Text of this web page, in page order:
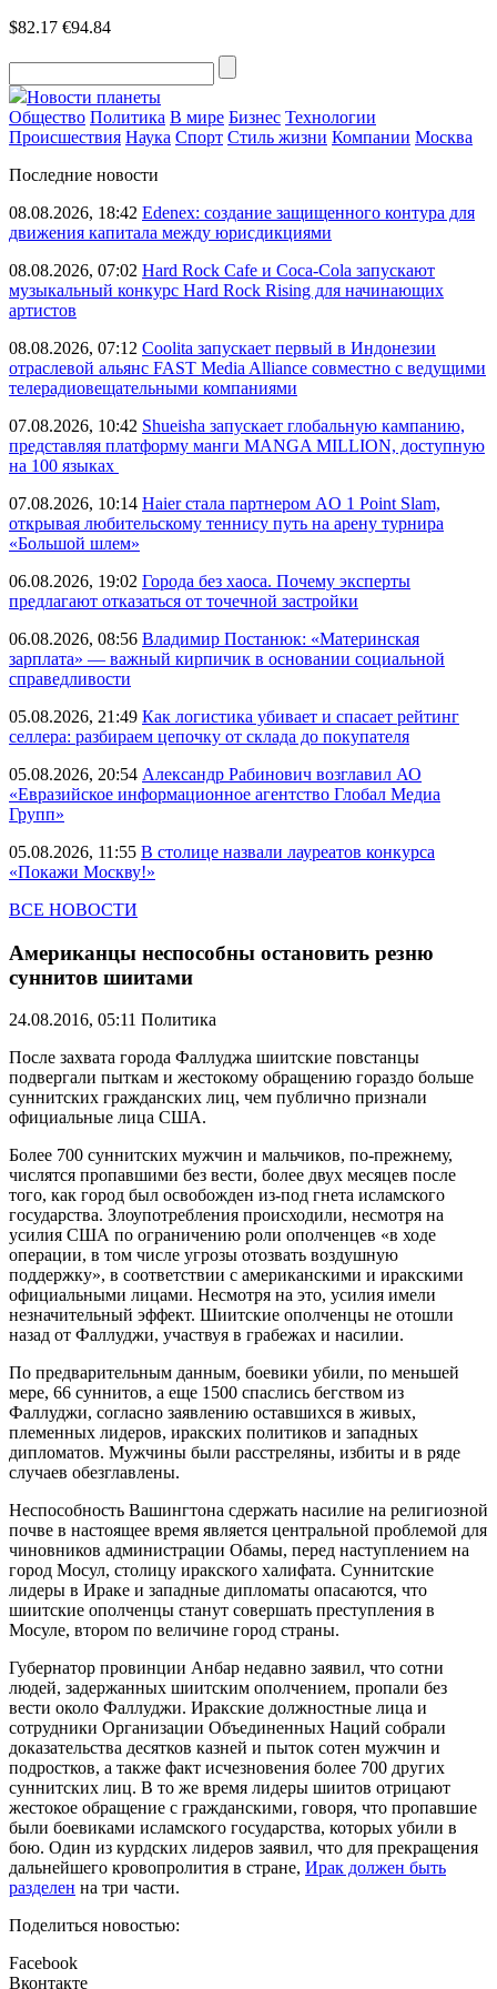
$82.17 €94.84
Новости планеты
Общество Политика В мире Бизнес Технологии
Происшествия Наука Спорт Стиль жизни Компании Москва
Последние новости
08.08.2026, 18:42 Edenex: создание защищенного контура для
движения капитала между юрисдикциями
08.08.2026, 07:02 Hard Rock Cafe и Coca-Cola запускают
музыкальный конкурс Hard Rock Rising для начинающих
артистов
08.08.2026, 07:12 Coolita запускает первый в Индонезии
отраслевой альянс FAST Media Alliance совместно с ведущими
телерадиовещательными компаниями
07.08.2026, 10:42 Shueisha запускает глобальную кампанию,
представляя платформу манги MANGA MILLION, доступную
на 100 языках
07.08.2026, 10:14 Haier стала партнером AO 1 Point Slam,
открывая любительскому теннису путь на арену турнира
«Большой шлем»
06.08.2026, 19:02 Города без хаоса. Почему эксперты
предлагают отказаться от точечной застройки
06.08.2026, 08:56 Владимир Постанюк: «Материнская
зарплата» — важный кирпичик в основании социальной
справедливости
05.08.2026, 21:49 Как логистика убивает и спасает рейтинг
селлера: разбираем цепочку от склада до покупателя
05.08.2026, 20:54 Александр Рабинович возглавил АО
«Евразийское информационное агентство Глобал Медиа
Групп»
05.08.2026, 11:55 В столице назвали лауреатов конкурса
«Покажи Москву!»
ВСЕ НОВОСТИ
Американцы неспособны остановить резню
суннитов шиитами
24.08.2016, 05:11 Политика
После захвата города Фаллуджа шиитские повстанцы
подвергали пыткам и жестокому обращению гораздо больше
суннитских гражданских лиц, чем публично признали
официальные лица США.
Более 700 суннитских мужчин и мальчиков, по-прежнему,
числятся пропавшими без вести, более двух месяцев после
того, как город был освобожден из-под гнета исламского
государства. Злоупотребления происходили, несмотря на
усилия США по ограничению роли ополченцев «в ходе
операции, в том числе угрозы отозвать воздушную
поддержку», в соответствии с американскими и иракскими
официальными лицами. Несмотря на это, усилия имели
незначительный эффект. Шиитские ополченцы не отошли
назад от Фаллуджи, участвуя в грабежах и насилии.
По предварительным данным, боевики убили, по меньшей
мере, 66 суннитов, а еще 1500 спаслись бегством из
Фаллуджи, согласно заявлению оставшихся в живых,
племенных лидеров, иракских политиков и западных
дипломатов. Мужчины были расстреляны, избиты и в ряде
случаев обезглавлены.
Неспособность Вашингтона сдержать насилие на религиозной
почве в настоящее время является центральной проблемой для
чиновников администрации Обамы, перед наступлением на
город Мосул, столицу иракского халифата. Суннитские
лидеры в Ираке и западные дипломаты опасаются, что
шиитские ополченцы станут совершать преступления в
Мосуле, втором по величине город страны.
Губернатор провинции Анбар недавно заявил, что сотни
людей, задержанных шиитским ополчением, пропали без
вести около Фаллуджи. Иракские должностные лица и
сотрудники Организации Объединенных Наций собрали
доказательства десятков казней и пыток сотен мужчин и
подростков, а также факт исчезновения более 700 других
суннитских лиц. В то же время лидеры шиитов отрицают
жестокое обращение с гражданскими, говоря, что пропавшие
были боевиками исламского государства, которых убили в
бою. Один из курдских лидеров заявил, что для прекращения
дальнейшего кровопролития в стране, Ирак должен быть
разделен на три части.
Поделиться новостью:
Facebook
Вконтакте